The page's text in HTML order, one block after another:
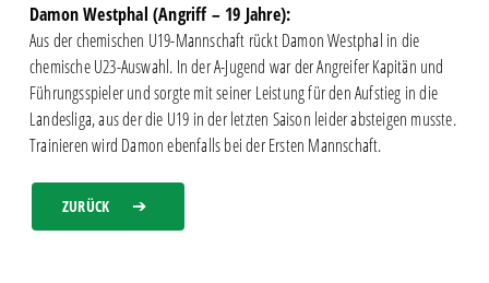
Damon Westphal (Angriff – 19 Jahre):
Aus der chemischen U19-Mannschaft rückt Damon Westphal in die
chemische U23-Auswahl. In der A-Jugend war der Angreifer Kapitän und
Führungsspieler und sorgte mit seiner Leistung für den Aufstieg in die
Landesliga, aus der die U19 in der letzten Saison leider absteigen musste.
Trainieren wird Damon ebenfalls bei der Ersten Mannschaft.
ZURÜCK